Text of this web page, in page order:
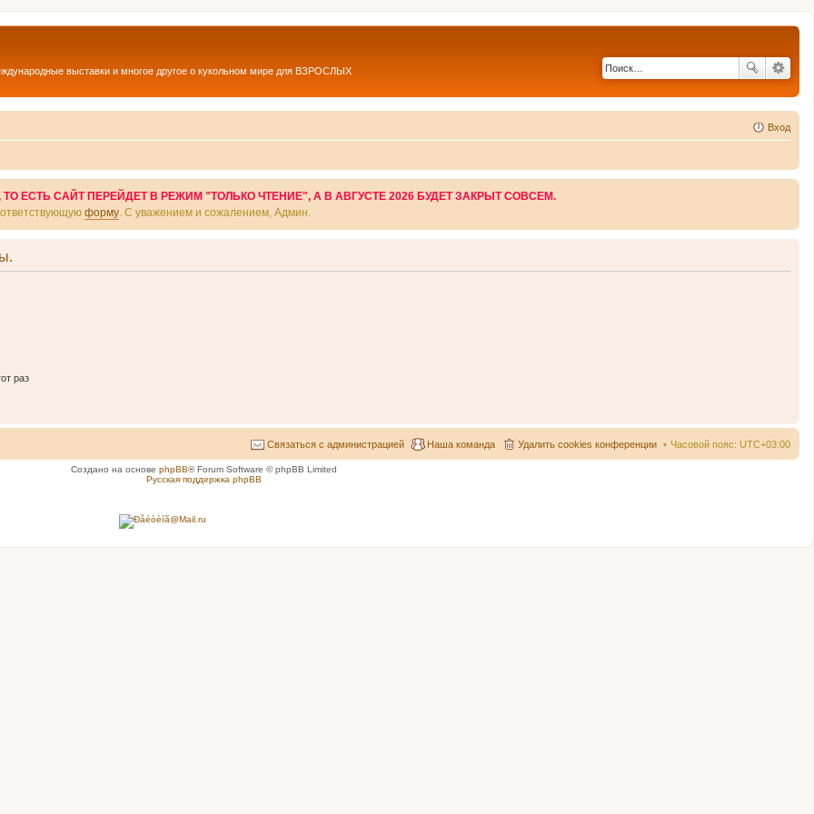
выставки и многое другое о кукольном мире для ВЗРОСЛЫХ
Вход
ЕСТЬ САЙТ ПЕРЕЙДЕТ В РЕЖИМ "ТОЛЬКО ЧТЕНИЕ", А В АВГУСТЕ 2026 БУДЕТ ЗАКРЫТ СОВСЕМ.
форму . С уважением и сожалением, Админ.
раз
Часовой пояс: UTC+03:00
Удалить cookies конференции
Наша команда
Связаться с администрацией
Создано на основе phpBB® Forum Software © phpBB Limited
Русская поддержка phpBB